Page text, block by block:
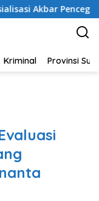
Pencegahan
Kriminal Provinsi